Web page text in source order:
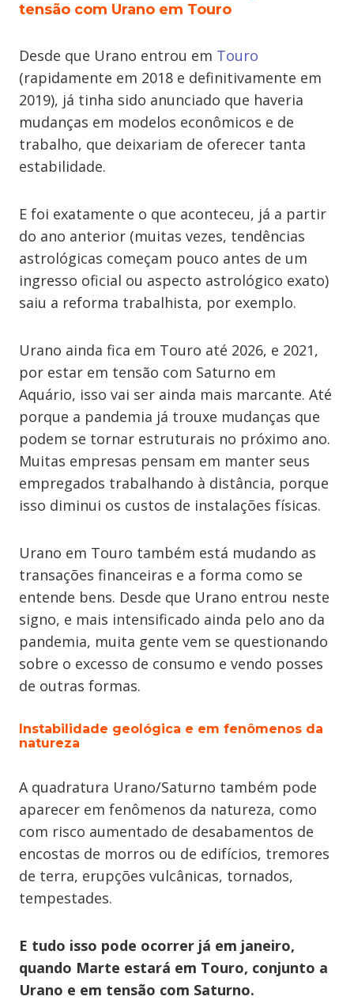
tensão com Urano em Touro
Desde que Urano entrou em Touro
(rapidamente em 2018 e definitivamente em
2019), já tinha sido anunciado que haveria
mudanças em modelos econômicos e de
trabalho, que deixariam de oferecer tanta
estabilidade.
E foi exatamente o que aconteceu, já a partir
do ano anterior (muitas vezes, tendências
astrológicas começam pouco antes de um
ingresso oficial ou aspecto astrológico exato)
saiu a reforma trabalhista, por exemplo.
Urano ainda fica em Touro até 2026, e 2021,
por estar em tensão com Saturno em
Aquário, isso vai ser ainda mais marcante. Até
porque a pandemia já trouxe mudanças que
podem se tornar estruturais no próximo ano.
Muitas empresas pensam em manter seus
empregados trabalhando à distância, porque
isso diminui os custos de instalações físicas.
Urano em Touro também está mudando as
transações financeiras e a forma como se
entende bens. Desde que Urano entrou neste
signo, e mais intensificado ainda pelo ano da
pandemia, muita gente vem se questionando
sobre o excesso de consumo e vendo posses
de outras formas.
Instabilidade geológica e em fenômenos da
natureza
A quadratura Urano/Saturno também pode
aparecer em fenômenos da natureza, como
com risco aumentado de desabamentos de
encostas de morros ou de edifícios, tremores
de terra, erupções vulcânicas, tornados,
tempestades.
E tudo isso pode ocorrer já em janeiro,
quando Marte estará em Touro, conjunto a
Urano e em tensão com Saturno.